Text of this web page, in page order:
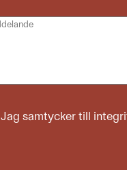
Jag samtycker till